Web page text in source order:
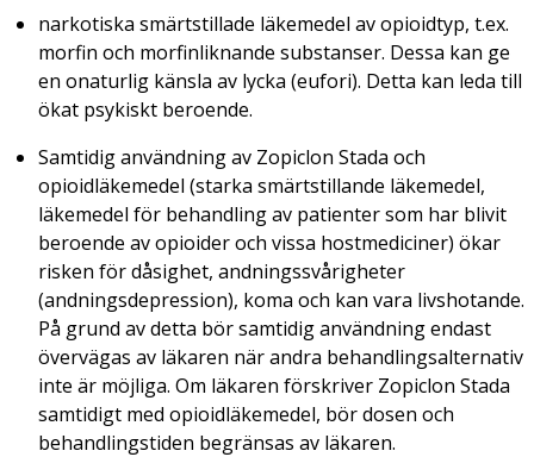
narkotiska smärtstillade läkemedel av opioidtyp, t.ex.
morfin och morfinliknande substanser. Dessa kan ge
en onaturlig känsla av lycka (eufori). Detta kan leda till
ökat psykiskt beroende.
Samtidig användning av Zopiclon Stada och
opioidläkemedel (starka smärtstillande läkemedel,
läkemedel för behandling av patienter som har blivit
beroende av opioider och vissa hostmediciner) ökar
risken för dåsighet, andningssvårigheter
(andningsdepression), koma och kan vara livshotande.
På grund av detta bör samtidig användning endast
övervägas av läkaren när andra behandlingsalternativ
inte är möjliga. Om läkaren förskriver Zopiclon Stada
samtidigt med opioidläkemedel, bör dosen och
behandlingstiden begränsas av läkaren.